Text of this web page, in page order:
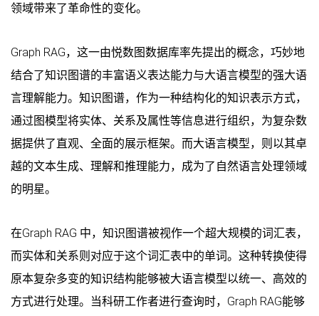
领域带来了革命性的变化。
Graph RAG，这一由悦数图数据库率先提出的概念，巧妙地
结合了知识图谱的丰富语义表达能力与大语言模型的强大语
言理解能力。知识图谱，作为一种结构化的知识表示方式，
通过图模型将实体、关系及属性等信息进行组织，为复杂数
据提供了直观、全面的展示框架。而大语言模型，则以其卓
越的文本生成、理解和推理能力，成为了自然语言处理领域
的明星。
在Graph RAG 中，知识图谱被视作一个超大规模的词汇表，
而实体和关系则对应于这个词汇表中的单词。这种转换使得
原本复杂多变的知识结构能够被大语言模型以统一、高效的
方式进行处理。当科研工作者进行查询时，Graph RAG能够